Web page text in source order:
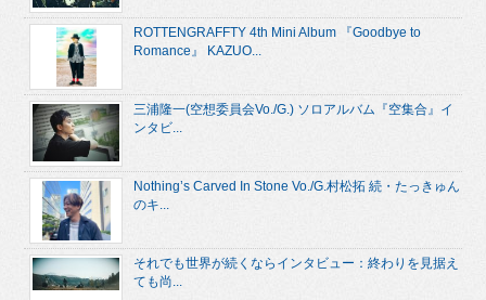
ROTTENGRAFFTY 4th Mini Album 『Goodbye to
Romance』 KAZUO...
三浦隆一(空想委員会Vo./G.) ソロアルバム『空集合』イ
ンタビ...
Nothing’s Carved In Stone Vo./G.村松拓 続・たっきゅん
のキ...
それでも世界が続くならインタビュー：終わりを見据え
ても尚...